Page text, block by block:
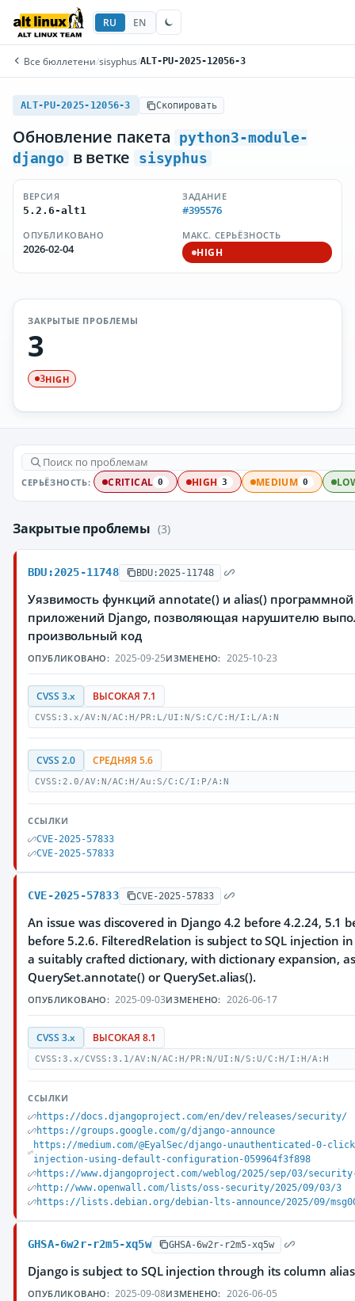
RU EN
Все бюллетени/sisyphus/ALT-PU-2025-12056-3
ALT-PU-2025-12056-3 Скопировать
Обновление пакета
python3-module-
django
в ветке sisyphus
ВЕРСИЯ
5.2.6-alt1
ЗАДАНИЕ
#395576
ОПУБЛИКОВАНО
2026-02-04
МАКС. СЕРЬЁЗНОСТЬ
HIGH
ЗАКРЫТЫЕ ПРОБЛЕМЫ
3
3HIGH
СЕРЬЁЗНОСТЬ: CRITICAL 0 HIGH 3 MEDIUM 0
Закрытые проблемы (3)
BDU:2025-11748 BDU:2025-11748
Уязвимость функций annotate() и alias()
приложений Django, позволяющая нарушителю
произвольный код
ОПУБЛИКОВАНО: 2025-09-25ИЗМЕНЕНО: 2025-10-23
CVSS 3.x ВЫСОКАЯ 7.1
CVSS:3.x/AV:N/AC:H/PR:L/UI:N/S:C/C:H/I:L/A:N
CVSS 2.0 СРЕДНЯЯ 5.6
CVSS:2.0/AV:N/AC:H/Au:S/C:C/I:P/A:N
ССЫЛКИ
CVE-2025-57833
CVE-2025-57833
CVE-2025-57833 CVE-2025-57833
An issue was discovered in Django 4.2 before 4.2.24, 5.1
before 5.2.6. FilteredRelation is subject to SQL injection
a suitably crafted dictionary, with dictionary expansion,
QuerySet.annotate() or QuerySet.alias().
ОПУБЛИКОВАНО: 2025-09-03ИЗМЕНЕНО: 2026-06-17
CVSS 3.x ВЫСОКАЯ 8.1
CVSS:3.x/CVSS:3.1/AV:N/AC:H/PR:N/UI:N/S:U/C:H/I:H/A:H
ССЫЛКИ
https://docs.djangoproject.com/en/dev/releases/security/
https://groups.google.com/g/django-announce
https://medium.com/@EyalSec/django-unauthenticated-0-
injection-using-default-configuration-059964f3f898
https://www.djangoproject.com/weblog/2025/sep/03/
http://www.openwall.com/lists/oss-security/2025/09/03/3
https://lists.debian.org/debian-lts-announce/2025/09/
GHSA-6w2r-r2m5-xq5w GHSA-6w2r-r2m5-xq5w
Django is subject to SQL injection through its column
ОПУБЛИКОВАНО: 2025-09-08ИЗМЕНЕНО: 2026-06-05